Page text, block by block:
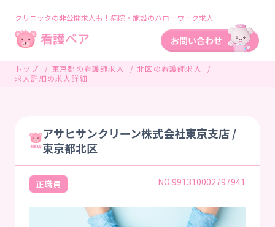
クリニックの非公開求人も！病院・施設のハローワーク求人
トップ 東京都の看護師求人
北区の看護師求人
求人詳細の求人詳細
アサヒサンクリーン株式会社東京支店 /
東京都北区
正職員 NO.991310002797941